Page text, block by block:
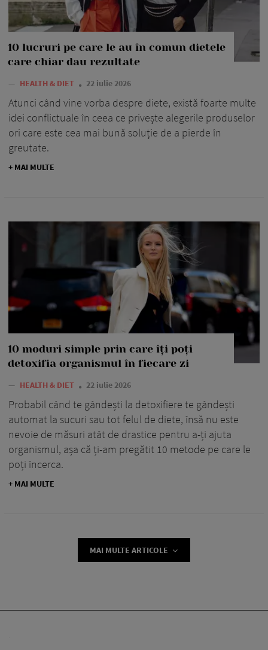
10 lucruri pe care le au în comun dietele
care chiar dau rezultate
— HEALTH & DIET 22 iulie 2026
Atunci când vine vorba despre diete, există foarte multe
idei conflictuale în ceea ce privește alegerile produselor
ori care este cea mai bună soluție de a pierde în
greutate.
+ MAI MULTE
10 moduri simple prin care îți poți
detoxifia organismul în fiecare zi
— HEALTH & DIET 22 iulie 2026
Probabil când te gândești la detoxifiere te gândești
automat la sucuri sau tot felul de diete, însă nu este
nevoie de măsuri atât de drastice pentru a-ți ajuta
organismul, așa că ți-am pregătit 10 metode pe care le
poți încerca.
+ MAI MULTE
MAI MULTE ARTICOLE